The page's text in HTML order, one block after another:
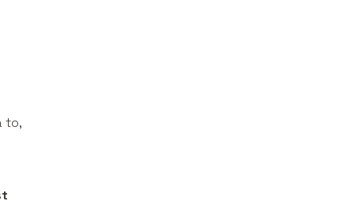
to,